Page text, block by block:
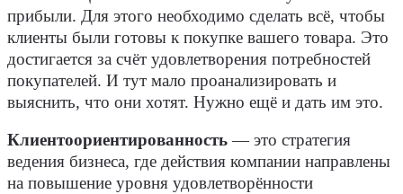
прибыли. Для этого необходимо сделать всё, чтобы
клиенты были готовы к покупке вашего товара. Это
достигается за счёт удовлетворения потребностей
покупателей. И тут мало проанализировать и
выяснить, что они хотят. Нужно ещё и дать им это.
Клиентоориентированность — это стратегия
ведения бизнеса, где действия компании направлены
на повышение уровня удовлетворённости